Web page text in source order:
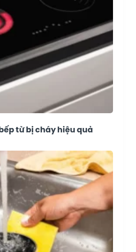
từ bị cháy hiệu quả